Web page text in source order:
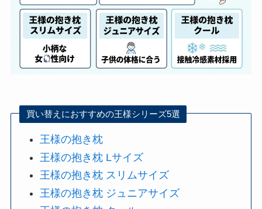
買い替えにおすすめの王様シリーズ5選
王様の抱き枕
王様の抱き枕 Lサイズ
王様の抱き枕 スリムサイズ
王様の抱き枕 ジュニアサイズ